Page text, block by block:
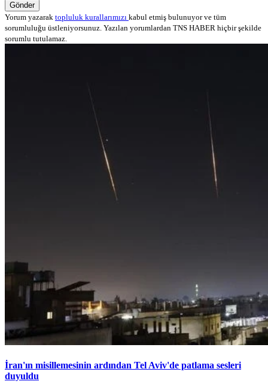
Gönder
Yorum yazarak topluluk kurallarımızı kabul etmiş bulunuyor ve tüm
sorumluluğu üstleniyorsunuz. Yazılan yorumlardan TNS HABER hiçbir şekilde
sorumlu tutulamaz.
İran'ın misillemesinin ardından Tel Aviv'de patlama sesleri
duyuldu